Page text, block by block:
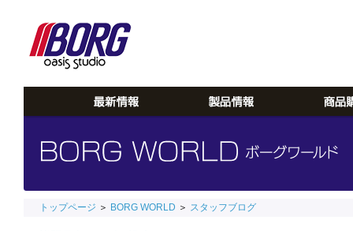
トップページ ＞ BORG WORLD ＞ スタッフブログ